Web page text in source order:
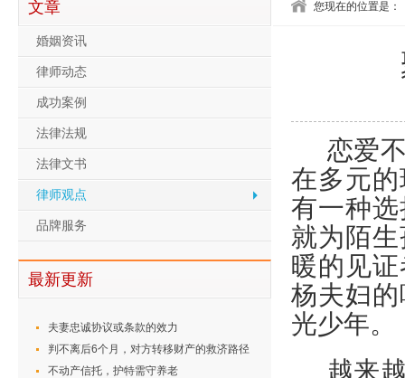
文章
婚姻资讯
律师动态
成功案例
法律法规
法律文书
律师观点
品牌服务
最新更新
夫妻忠诚协议或条款的效力
判不离后6个月，对方转移财产的救济路径
不动产信托，护特需守养老
您现在的位置是：
恋爱
在多元
有一种
就为陌
暖的见
杨夫妇
光少年。
越来